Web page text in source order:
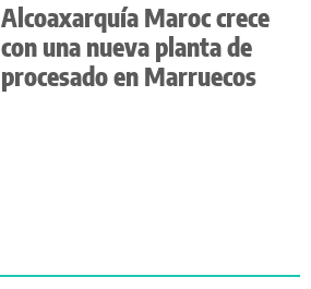
Alcoaxarquía Maroc crece
con una nueva planta de
procesado en Marruecos